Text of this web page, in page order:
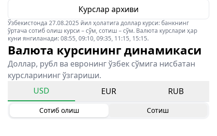
Курслар архиви
Ўзбекистонда 27.08.2025 йил ҳолатига доллар курси: банкнинг
ўртача сотиб олиш курси – сўм, сотиш – сўм. Валюта курслари ҳар
куни янгиланади: 08:55, 09:10, 09:35, 11:15, 15:15.
Валюта курсининг динамикаси
Доллар, рубл ва евронинг ўзбек сўмига нисбатан
курсларининг ўзгариши.
USD
EUR RUB
Сотиб олиш Сотиш